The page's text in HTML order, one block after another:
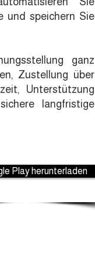
und speichern Sie
ganz
Zustellung über
Unterstützung
langfristige
Play herunterladen